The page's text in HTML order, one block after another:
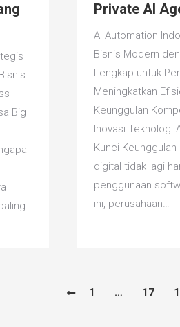
Big
Private AI
AI Automation
Bisnis Modern
Lengkap untuk
Meningkatkan
Keunggulan
Inovasi Teknologi
Kunci
digital tidak lagi
penggunaan
ini, perusahaan…
1 … 17